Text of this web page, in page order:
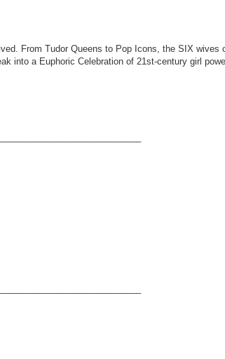
From Tudor Queens to Pop Icons, the SIX
into a Euphoric Celebration of 21st-century girl